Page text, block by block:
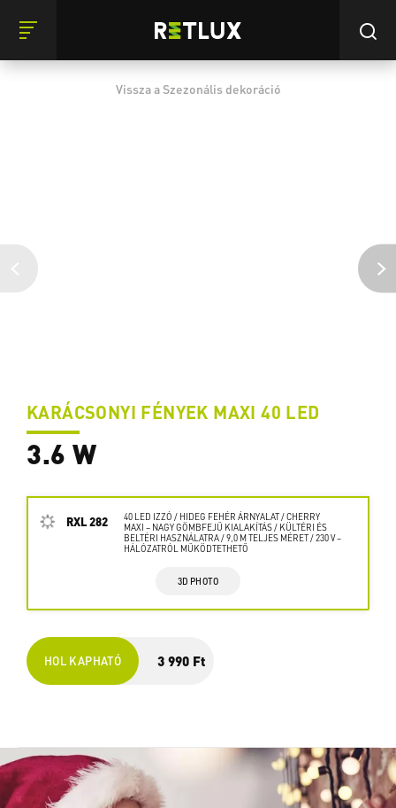
Vissza a Szezonális dekoráció
KARÁCSONYI FÉNYEK MAXI 40 LED
3.6 W
RXL 282
40 LED IZZÓ / HIDEG FEHÉR ÁRNYALAT / CHERRY
MAXI – NAGY GÖMBFEJŰ KIALAKÍTÁS / KÜLTÉRI ÉS
BELTÉRI HASZNÁLATRA / 9,0 M TELJES MÉRET / 230 V –
HÁLÓZATRÓL MŰKÖDTETHETŐ
3D PHOTO
HOL KAPHATÓ 3 990 Ft